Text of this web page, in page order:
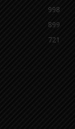
998
899
721